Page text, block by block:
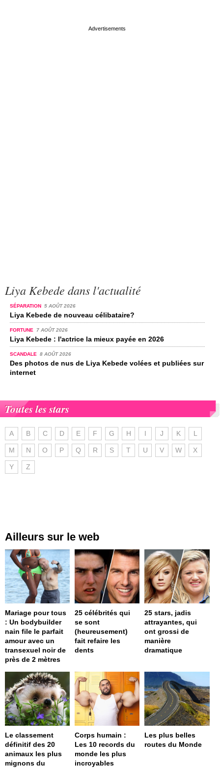
Liya Kebede dans l'actualité
SÉPARATION 5 AOÛT 2026
Liya Kebede de nouveau célibataire?
FORTUNE 7 AOÛT 2026
Liya Kebede : l'actrice la mieux payée en 2026
SCANDALE 8 AOÛT 2026
Des photos de nus de Liya Kebede volées et publiées sur
internet
Toutes les stars
A B C D E F G H I J K L
M N O P Q R S T U V W X
Y Z
Ailleurs sur le web
Mariage pour tous
: Un bodybuilder
nain file le parfait
amour avec un
transexuel noir de
près de 2 mètres
25 célébrités qui
se sont
(heureusement)
fait refaire les
dents
25 stars, jadis
attrayantes, qui
ont grossi de
manière
dramatique
Le classement
définitif des 20
animaux les plus
mignons du
Corps humain :
Les 10 records du
monde les plus
incroyables
Les plus belles
routes du Monde